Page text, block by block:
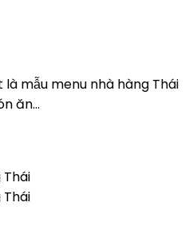
mẫu menu nhà hàng Thái
ăn...